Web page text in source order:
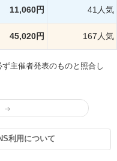
11,060円 41人気
45,020円 167人気
主催者発表のものと照合し
利用について